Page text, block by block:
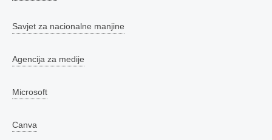
Savjet za nacionalne manjine
Agencija za medije
Microsoft
Canva